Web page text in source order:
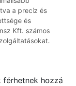
a precíz és
és
Kft. számos
férhetnek hozzá